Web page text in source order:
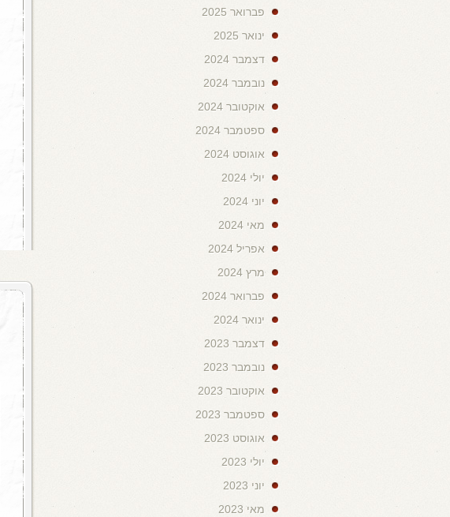
פברואר 2025
ינואר 2025
דצמבר 2024
נובמבר 2024
אוקטובר 2024
ספטמבר 2024
אוגוסט 2024
יולי 2024
יוני 2024
מאי 2024
אפריל 2024
מרץ 2024
פברואר 2024
ינואר 2024
דצמבר 2023
נובמבר 2023
אוקטובר 2023
ספטמבר 2023
אוגוסט 2023
יולי 2023
יוני 2023
מאי 2023